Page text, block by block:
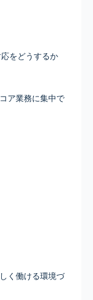
をどうするか
ア業務に集中で
く働ける環境づ